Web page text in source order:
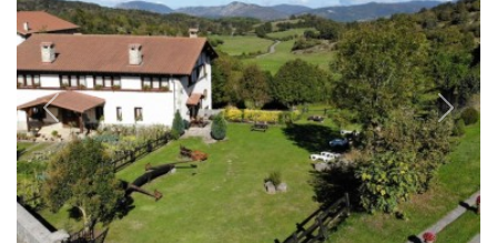
Anterior